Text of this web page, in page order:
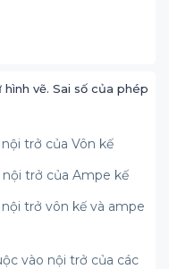
vẽ. Sai số của phép
vào?
trở của Vôn kế
trở của Ampe kế
trở vôn kế và ampe
vào nội trở của các